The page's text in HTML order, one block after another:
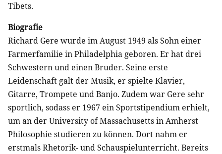
Tibets.
Biografie
Richard Gere wurde im August 1949 als Sohn einer
Farmerfamilie in Philadelphia geboren. Er hat drei
Schwestern und einen Bruder. Seine erste
Leidenschaft galt der Musik, er spielte Klavier,
Gitarre, Trompete und Banjo. Zudem war Gere sehr
sportlich, sodass er 1967 ein Sportstipendium erhielt,
um an der University of Massachusetts in Amherst
Philosophie studieren zu können. Dort nahm er
erstmals Rhetorik- und Schauspielunterricht. Bereits